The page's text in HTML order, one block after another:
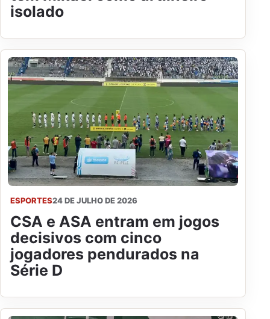
isolado
ESPORTES24 DE JULHO DE 2026
CSA e ASA entram em jogos
decisivos com cinco
jogadores pendurados na
Série D